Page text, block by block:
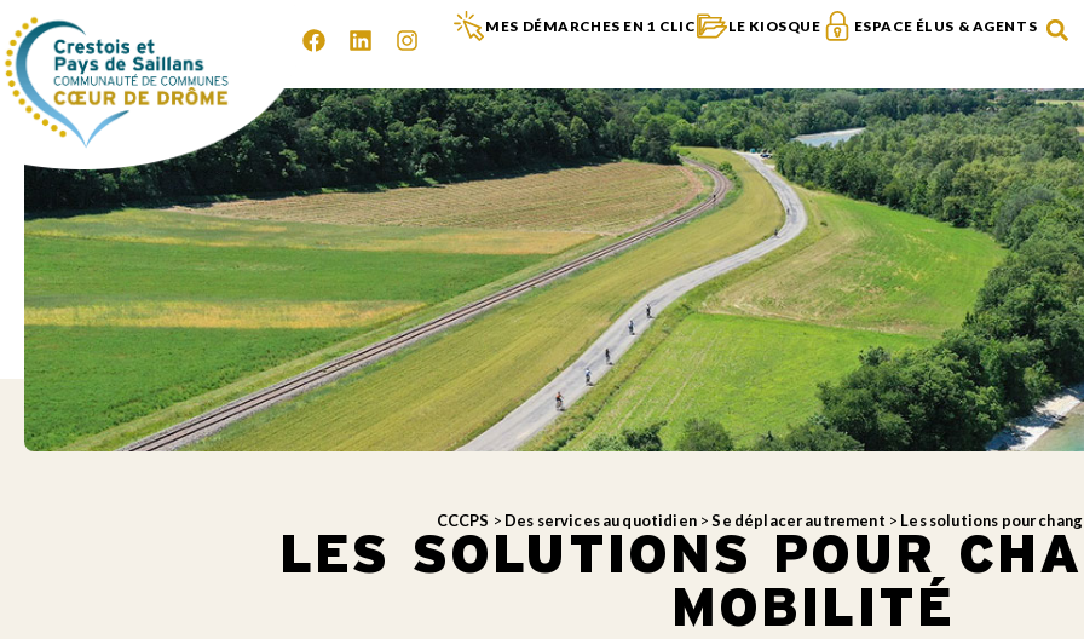
MES DÉMARCHES EN 1 CLIC LE KIOSQUE ESPACE ÉLUS & AGENTS
CCCPS > Des services au quotidien>Se déplacer autrement > Les solutions pour
LES SOLUTIONS POUR
MOBILITÉ